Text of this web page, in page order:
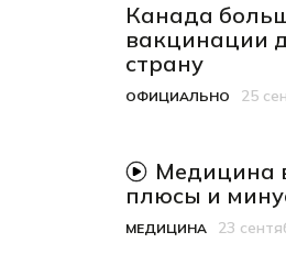
Канада
вакцинации
страну
Категория
ОФИЦИАЛЬНО
Дата 25
Медицина
плюсы и
Категория
МЕДИЦИНА
Дата 23